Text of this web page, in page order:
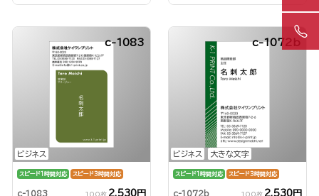
ビジネス
c-1083
スピード1時間対応 スピード3時間対応
c-1083 100枚 2,530円
ビジネス 大きな文字
c-1072b
スピード1時間対応 スピード3時間対応
c-1072b 100枚 2,530円